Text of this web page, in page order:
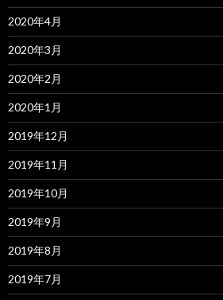
2020年4月
2020年3月
2020年2月
2020年1月
2019年12月
2019年11月
2019年10月
2019年9月
2019年8月
2019年7月